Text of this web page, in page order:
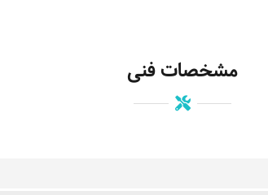
مشخصات فنی